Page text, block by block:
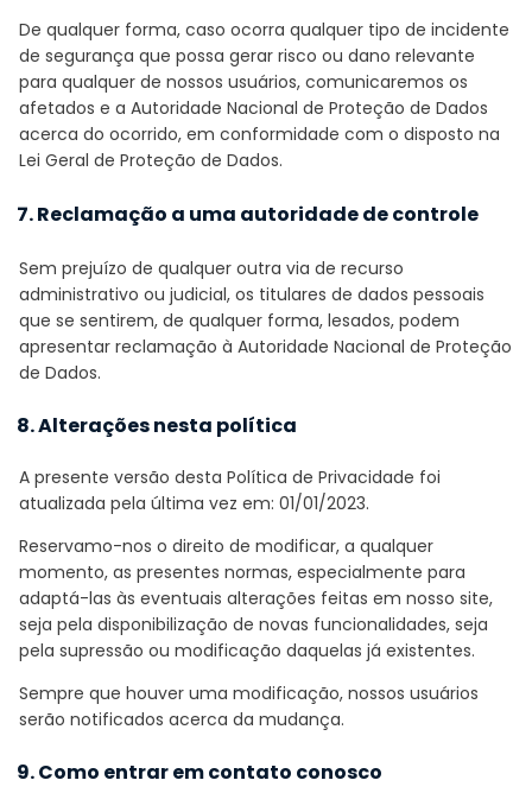
De qualquer forma, caso ocorra qualquer tipo de incidente
de segurança que possa gerar risco ou dano relevante
para qualquer de nossos usuários, comunicaremos os
afetados e a Autoridade Nacional de Proteção de Dados
acerca do ocorrido, em conformidade com o disposto na
Lei Geral de Proteção de Dados.
7. Reclamação a uma autoridade de controle
Sem prejuízo de qualquer outra via de recurso
administrativo ou judicial, os titulares de dados pessoais
que se sentirem, de qualquer forma, lesados, podem
apresentar reclamação à Autoridade Nacional de Proteção
de Dados.
8. Alterações nesta política
A presente versão desta Política de Privacidade foi
atualizada pela última vez em: 01/01/2023.
Reservamo-nos o direito de modificar, a qualquer
momento, as presentes normas, especialmente para
adaptá-las às eventuais alterações feitas em nosso site,
seja pela disponibilização de novas funcionalidades, seja
pela supressão ou modificação daquelas já existentes.
Sempre que houver uma modificação, nossos usuários
serão notificados acerca da mudança.
9. Como entrar em contato conosco